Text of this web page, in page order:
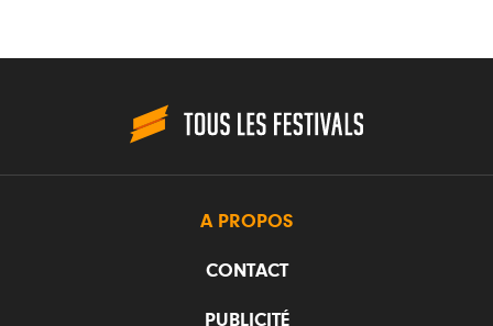
A PROPOS
CONTACT
PUBLICITÉ